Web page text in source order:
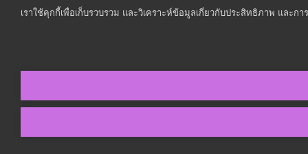
เราใช้คุกกี้เพื่อเก็บรวบรวม และวิเคราะห์ข้อมูลเกี่ยวกับประสิทธิภาพ และ